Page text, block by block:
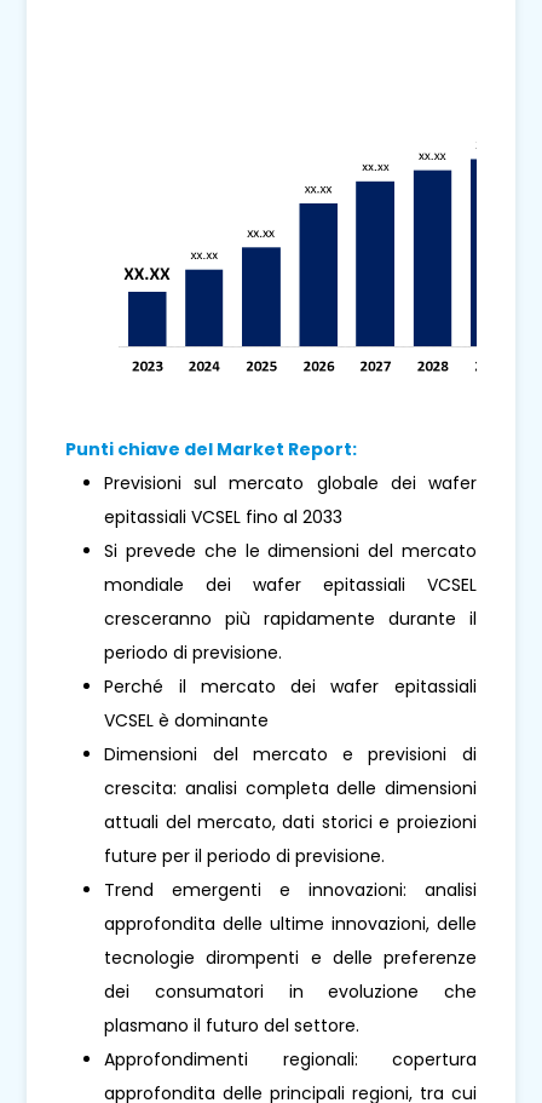
Punti chiave del Market Report:
Previsioni sul mercato globale dei wafer
epitassiali VCSEL fino al 2033
Si prevede che le dimensioni del mercato
mondiale dei wafer epitassiali VCSEL
cresceranno più rapidamente durante il
periodo di previsione.
Perché il mercato dei wafer epitassiali
VCSEL è dominante
Dimensioni del mercato e previsioni di
crescita: analisi completa delle dimensioni
attuali del mercato, dati storici e proiezioni
future per il periodo di previsione.
Trend emergenti e innovazioni: analisi
approfondita delle ultime innovazioni, delle
tecnologie dirompenti e delle preferenze
dei consumatori in evoluzione che
plasmano il futuro del settore.
Approfondimenti regionali: copertura
approfondita delle principali regioni, tra cui